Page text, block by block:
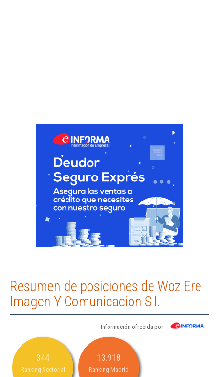
Resumen de posiciones de Woz Ere
Imagen Y Comunicacion Sll.
Información ofrecida por
344
Ranking Sectorial
13.918
Ranking Madrid